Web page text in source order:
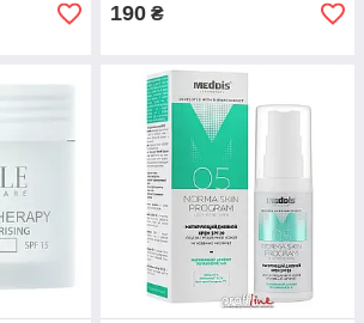
190 ₴